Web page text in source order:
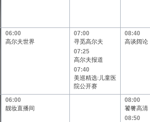
06:00
高尔夫世界
07:00
寻觅高尔夫
07:25
高尔夫报道
07:40
美巡精选:儿童医
院公开赛
08:40
高谈阔论
06:00
靓妆直播间
08:00
饕餮高清
08:50